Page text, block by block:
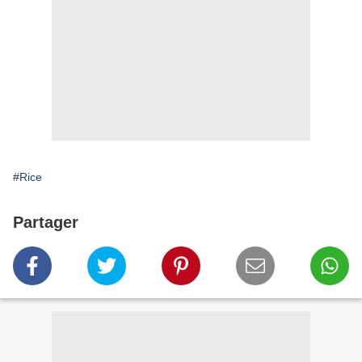
#Rice
Partager